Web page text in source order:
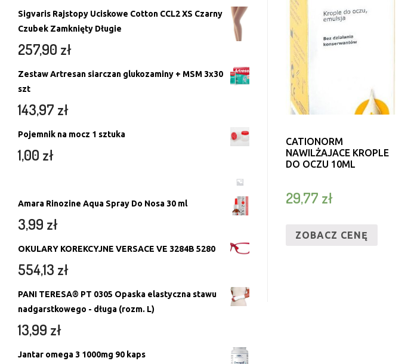
CATIONORM
NAWILŻAJACE KROPLE
DO OCZU 10ML
29,77 zł
ZOBACZ CENĘ
Sigvaris Rajstopy Uciskowe Cotton CCL2 XS Czarny
Czubek Zamknięty Długie
257,90 zł
Zestaw Artresan siarczan glukozaminy + MSM 3x30
szt
143,97 zł
Pojemnik na mocz 1 sztuka
1,00 zł
Amara Rinozine Aqua Spray Do Nosa 30 ml
3,99 zł
OKULARY KOREKCYJNE VERSACE VE 3284B 5280
554,13 zł
PANI TERESA® PT 0305 Opaska elastyczna stawu
nadgarstkowego - długa (rozm. L)
13,99 zł
Jantar omega 3 1000mg 90 kaps